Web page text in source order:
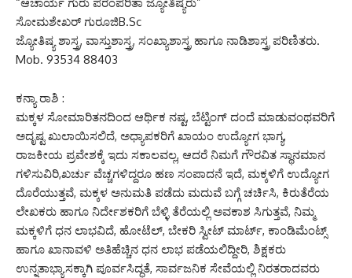
“ಆಚಾರ್ಯ ಗುರು ಪರಂಪರಿತಾ ಜ್ಯೋತಿಷ್ಯರು”
ಸೋಮಶೇಖರ್ ಗುರೂಜಿB.Sc
ಜ್ಯೋತಿಷ್ಯ ಶಾಸ್ತ್ರ, ವಾಸ್ತುಶಾಸ್ತ್ರ, ಸಂಖ್ಯಾಶಾಸ್ತ್ರ ಹಾಗೂ ನಾಡಿಶಾಸ್ತ್ರ ಪರಿಣಿತರು.
Mob. 93534 88403
ಕನ್ಯಾ ರಾಶಿ :
ಮಕ್ಕಳ ಸೋಮಾರಿತನದಿಂದ ಆರ್ಥಿಕ ನಷ್ಟ, ಬೆಟ್ಟಿಂಗ್ ದಂದೆ ಮಾಡುವಂಥವರಿಗೆ
ಅದೃಷ್ಟ ಖುಲಾಯಿಸಲಿದೆ, ಅಧ್ಯಾಪಕರಿಗೆ ಖಾಯಂ ಉದ್ಯೋಗ ಭಾಗ್ಯ,
ರಾಜಕೀಯ ಪ್ರವೇಶಕ್ಕೆ ಇದು ಸಕಾಲವಲ್ಲ, ಆದರೆ ನಿಮಗೆ ಗೌರವಿತ ಸ್ಥಾನಮಾನ
ಗಳಿಸುವಿರಿ,ಖರ್ಚು ವೆಚ್ಚಗಳಿದ್ದರೂ ಹಣ ಸಂಪಾದನೆ ಇದೆ, ಮಕ್ಕಳಿಗೆ ಉದ್ಯೋಗ
ದೊರೆಯುತ್ತವೆ, ಮಕ್ಕಳ ಅನುಮತಿ ಪಡೆದು ಮದುವೆ ಬಗ್ಗೆ ಚರ್ಚಿಸಿ, ಕಿರುತೆರೆಯ
ಲೇಖಕರು ಹಾಗೂ ನಿರ್ದೇಶಕರಿಗೆ ಬೆಳ್ಳಿ ತೆರೆಯಲ್ಲಿ ಅವಕಾಶ ಸಿಗುತ್ತವೆ, ನಿಮ್ಮ
ಮಕ್ಕಳಿಗೆ ಧನ ಲಾಭವಿದೆ, ಹೋಟೆಲ್, ಬೇಕರಿ ಸ್ವೀಟ್ ಮಾರ್ಟ್, ಕಾಂಡಿಮೆಂಟ್ಸ್
ಹಾಗೂ ಖಾನಾವಳಿ ಅತಿಹೆಚ್ಚಿನ ಧನ ಲಾಭ ಪಡೆಯಲಿದ್ದೀರಿ, ಶಿಕ್ಷಕರು
ಉನ್ನತಾಭ್ಯಾಸಕ್ಕಾಗಿ ಪೂರ್ವಸಿದ್ಧತೆ, ಸಾರ್ವಜನಿಕ ಸೇವೆಯಲ್ಲಿ ನಿರತರಾದವರು